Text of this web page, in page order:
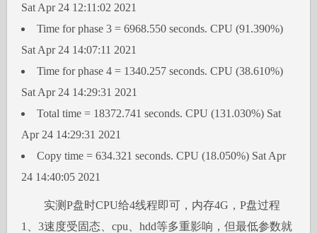
Sat Apr 24 12:11:02 2021
Time for phase 3 = 6968.550 seconds. CPU (91.390%)
Sat Apr 24 14:07:11 2021
Time for phase 4 = 1340.257 seconds. CPU (38.610%)
Sat Apr 24 14:29:31 2021
Total time = 18372.741 seconds. CPU (131.030%) Sat
Apr 24 14:29:31 2021
Copy time = 634.321 seconds. CPU (18.050%) Sat Apr
24 14:40:05 2021
实测P盘时CPU给4线程即可，内存4G，P盘过程
1、3速度受固态、cpu、hdd等多重影响，但最低参数就